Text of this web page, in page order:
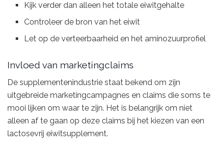
Kijk verder dan alleen het totale eiwitgehalte
Controleer de bron van het eiwit
Let op de verteerbaarheid en het aminozuurprofiel
Invloed van marketingclaims
De supplementenindustrie staat bekend om zijn
uitgebreide marketingcampagnes en claims die soms te
mooi lijken om waar te zijn. Het is belangrijk om niet
alleen af te gaan op deze claims bij het kiezen van een
lactosevrij eiwitsupplement.